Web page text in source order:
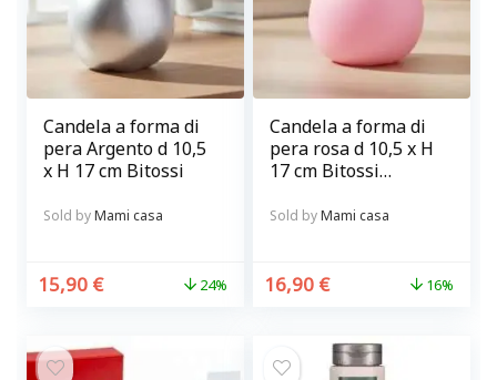
Candela a forma di
pera Argento d 10,5
x H 17 cm Bitossi
Sold byMami casa
15,90 € 24%
Candela a forma di
pera rosa d 10,5 x H
17 cm Bitossi
Sold byMami casa
16,90 € 16%